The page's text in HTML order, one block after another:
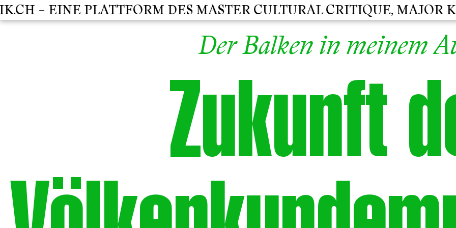
– EINE PLATTFORM DES MASTER CULTURAL CRITIQUE, MAJOR
Der Balken in meinem
Zukunft